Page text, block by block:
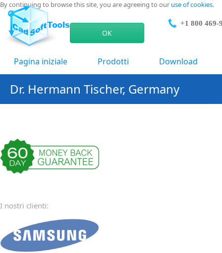
By continuing to browse this site, you are agreeing to our use of cookies.
ОК
+1 800 469-
Pagina iniziale Prodotti Download
Dr. Hermann Tischer, Germany
I nostri clienti: